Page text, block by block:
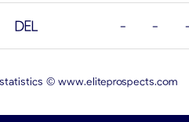
DEL - -
© www.eliteprospects.com